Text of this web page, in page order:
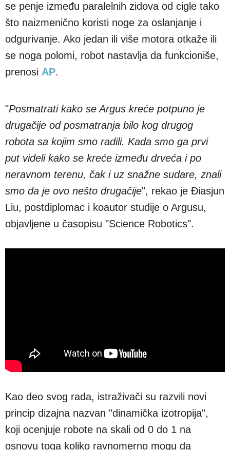
se penje između paralelnih zidova od cigle tako
što naizmenično koristi noge za oslanjanje i
odgurivanje. Ako jedan ili više motora otkaže ili
se noga polomi, robot nastavlja da funkcioniše,
prenosi AP.
"Posmatrati kako se Argus kreće potpuno je
drugačije od posmatranja bilo kog drugog
robota sa kojim smo radili. Kada smo ga prvi
put videli kako se kreće između drveća i po
neravnom terenu, čak i uz snažne sudare, znali
smo da je ovo nešto drugačije", rekao je Điasjun
Liu, postdiplomac i koautor studije o Argusu,
objavljene u časopisu "Science Robotics".
Kao deo svog rada, istraživači su razvili novi
princip dizajna nazvan "dinamička izotropija",
koji ocenjuje robote na skali od 0 do 1 na
osnovu toga koliko ravnomerno mogu da